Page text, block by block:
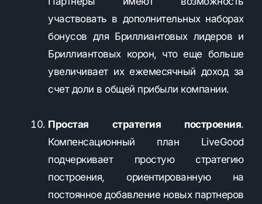
участвовать в дополнительных наборах
бонусов для Бриллиантовых лидеров и
Бриллиантовых корон, что еще больше
увеличивает их ежемесячный доход за
счет доли в общей прибыли компании.
Простая стратегия построения.
Компенсационный план LiveGood
подчеркивает простую стратегию
построения, ориентированную на
постоянное добавление новых партнеров